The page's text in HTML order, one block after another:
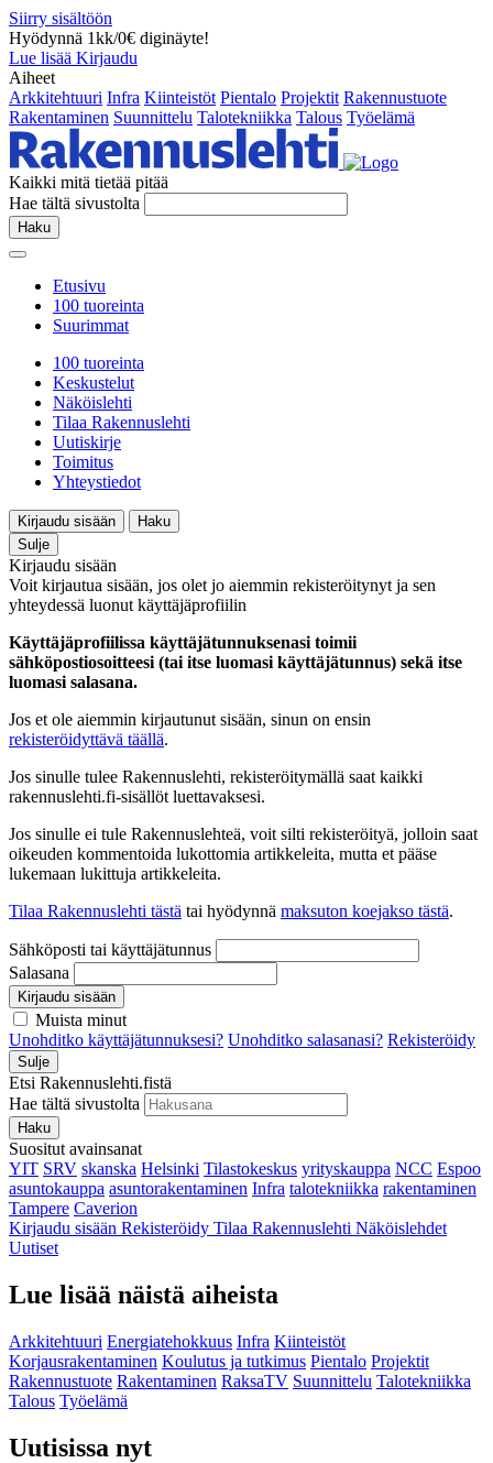
Siirry sisältöön
Hyödynnä 1kk/0€ diginäyte!
Lue lisää Kirjaudu
Aiheet
Arkkitehtuuri Infra Kiinteistöt Pientalo Projektit Rakennustuote
Rakentaminen Suunnittelu Talotekniikka Talous Työelämä
Kaikki mitä tietää pitää
Hae tältä sivustolta
Haku
Etusivu
100 tuoreinta
Suurimmat
100 tuoreinta
Keskustelut
Näköislehti
Tilaa Rakennuslehti
Uutiskirje
Toimitus
Yhteystiedot
Kirjaudu sisään
Haku
Sulje
Kirjaudu sisään
Voit kirjautua sisään, jos olet jo aiemmin rekisteröitynyt ja sen
yhteydessä luonut käyttäjäprofiilin
Käyttäjäprofiilissa käyttäjätunnuksenasi toimii
sähköpostiosoitteesi (tai itse luomasi käyttäjätunnus) sekä itse
luomasi salasana.
Jos et ole aiemmin kirjautunut sisään, sinun on ensin
rekisteröidyttävä täällä.
Jos sinulle tulee Rakennuslehti, rekisteröitymällä saat kaikki
rakennuslehti.fi-sisällöt luettavaksesi.
Jos sinulle ei tule Rakennuslehteä, voit silti rekisteröityä, jolloin saat
oikeuden kommentoida lukottomia artikkeleita, mutta et pääse
lukemaan lukittuja artikkeleita.
Tilaa Rakennuslehti tästä tai hyödynnä maksuton koejakso tästä.
Sähköposti tai käyttäjätunnus
Salasana
Kirjaudu sisään
Muista minut
Unohditko käyttäjätunnuksesi? Unohditko salasanasi? Rekisteröidy
Sulje
Etsi Rakennuslehti.fistä
Hae tältä sivustolta
Haku
Suositut avainsanat
YIT SRV skanska Helsinki Tilastokeskus yrityskauppa NCC Espoo
asuntokauppa asuntorakentaminen Infra talotekniikka rakentaminen
Tampere Caverion
Kirjaudu sisään Rekisteröidy Tilaa Rakennuslehti Näköislehdet
Uutiset
Lue lisää näistä aiheista
Arkkitehtuuri Energiatehokkuus Infra Kiinteistöt
Korjausrakentaminen Koulutus ja tutkimus Pientalo Projektit
Rakennustuote Rakentaminen RaksaTV Suunnittelu Talotekniikka
Talous Työelämä
Uutisissa nyt